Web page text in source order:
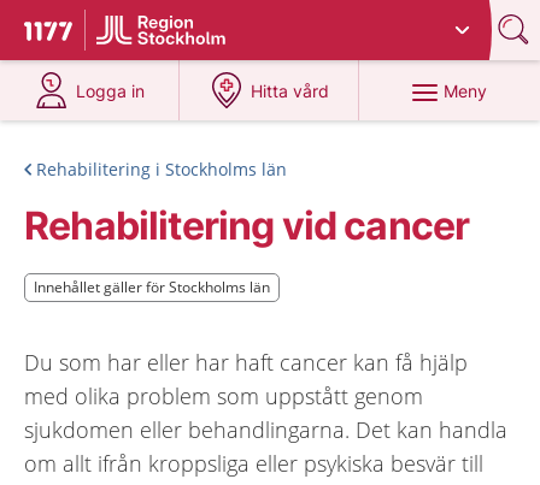
Till startsidan för 1177
Du har valt region
Logga in
på 1177.se
Hitta vård
på 1177.se
Meny
Rehabilitering i Stockholms län
Rehabilitering vid cancer
Innehållet gäller för Stockholms län
Innehållet gäller för Stockholms län
Du som har eller har haft cancer kan få hjälp
med olika problem som uppstått genom
sjukdomen eller behandlingarna. Det kan handla
om allt ifrån kroppsliga eller psykiska besvär till